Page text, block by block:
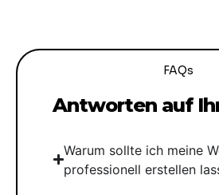
FAQs
Antworten auf
Warum sollte ich meine
professionell erstellen